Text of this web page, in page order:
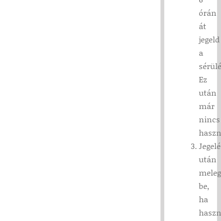
órán
át
jegeld
a
Ez
után
már
nincs
után
be,
ha